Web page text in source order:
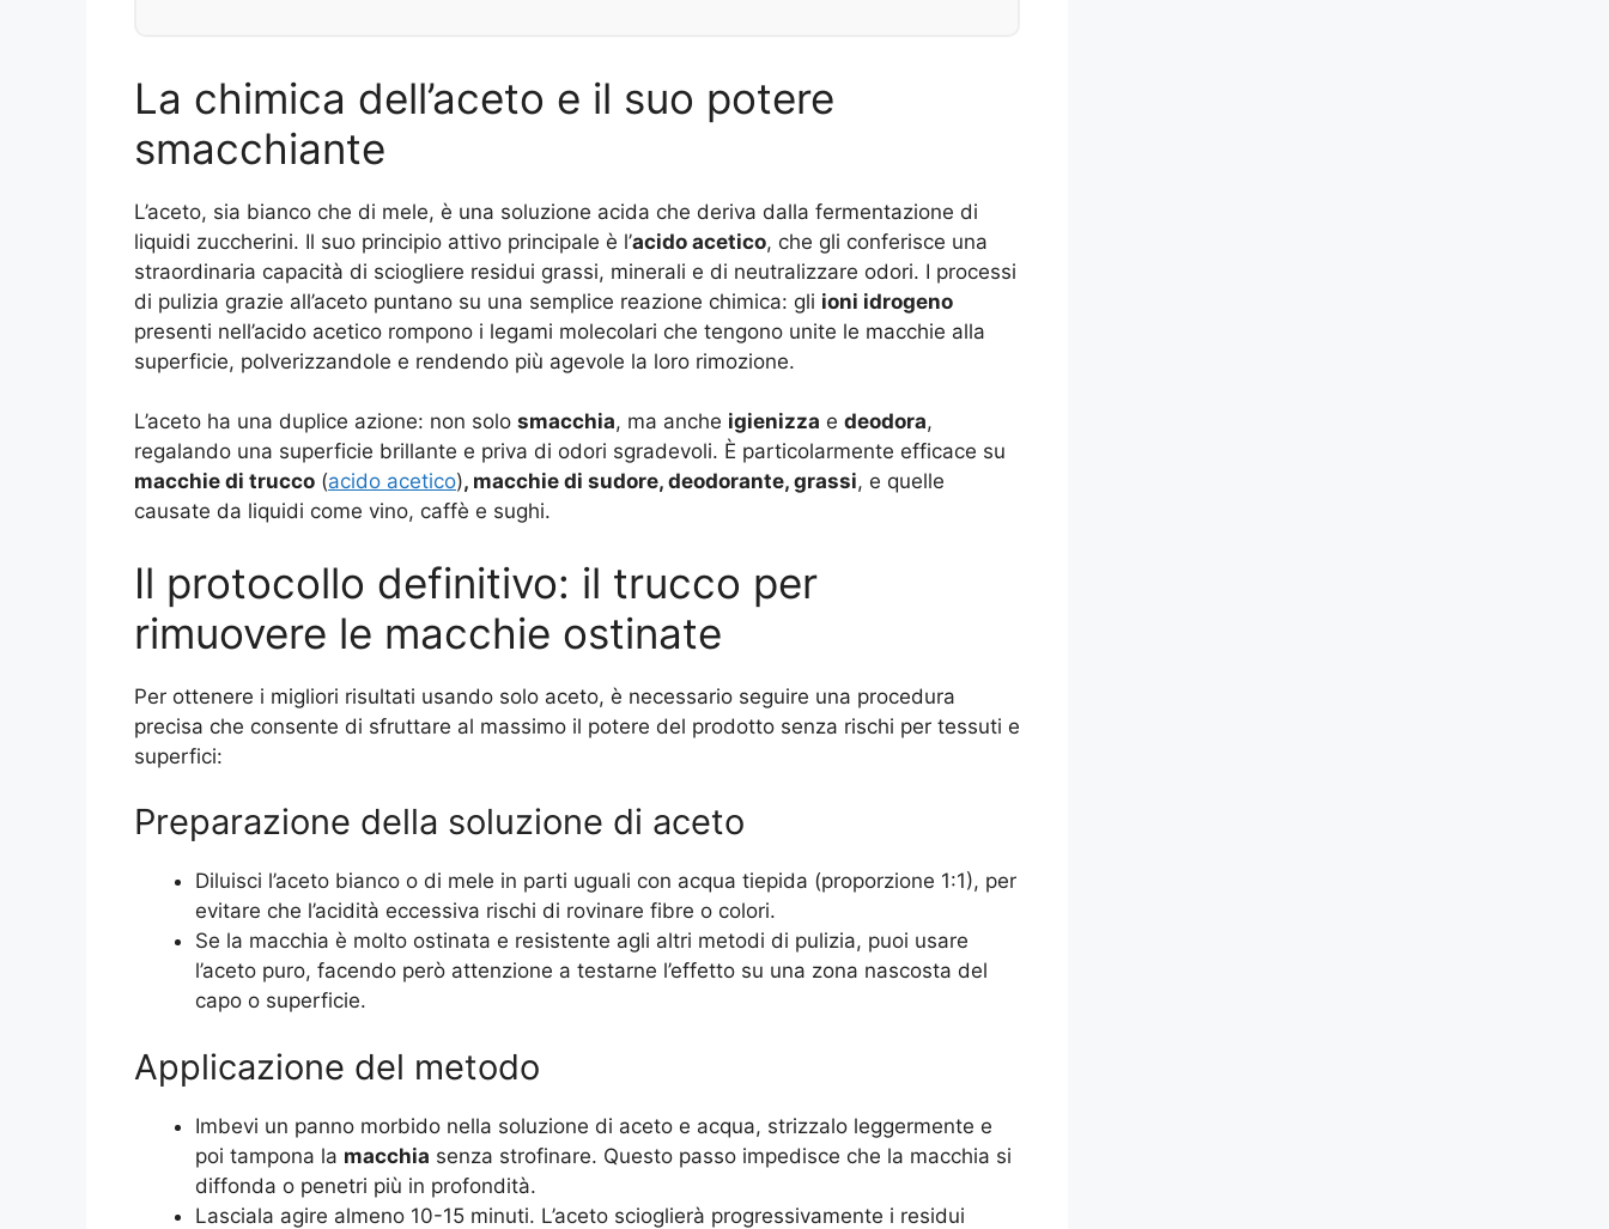
La chimica dell’aceto e il suo potere
smacchiante
L’aceto, sia bianco che di mele, è una soluzione acida che deriva dalla fermentazione di
liquidi zuccherini. Il suo principio attivo principale è l’acido acetico, che gli conferisce una
straordinaria capacità di sciogliere residui grassi, minerali e di neutralizzare odori. I processi
di pulizia grazie all’aceto puntano su una semplice reazione chimica: gli ioni idrogeno
presenti nell’acido acetico rompono i legami molecolari che tengono unite le macchie alla
superficie, polverizzandole e rendendo più agevole la loro rimozione.
L’aceto ha una duplice azione: non solo smacchia, ma anche igienizza e deodora,
regalando una superficie brillante e priva di odori sgradevoli. È particolarmente efficace su
macchie di trucco (acido acetico), macchie di sudore, deodorante, grassi, e quelle
causate da liquidi come vino, caffè e sughi.
Il protocollo definitivo: il trucco per
rimuovere le macchie ostinate
Per ottenere i migliori risultati usando solo aceto, è necessario seguire una procedura
precisa che consente di sfruttare al massimo il potere del prodotto senza rischi per tessuti e
superfici:
Preparazione della soluzione di aceto
Diluisci l’aceto bianco o di mele in parti uguali con acqua tiepida (proporzione 1:1), per
evitare che l’acidità eccessiva rischi di rovinare fibre o colori.
Se la macchia è molto ostinata e resistente agli altri metodi di pulizia, puoi usare
l’aceto puro, facendo però attenzione a testarne l’effetto su una zona nascosta del
capo o superficie.
Applicazione del metodo
Imbevi un panno morbido nella soluzione di aceto e acqua, strizzalo leggermente e
poi tampona la macchia senza strofinare. Questo passo impedisce che la macchia si
diffonda o penetri più in profondità.
Lasciala agire almeno 10-15 minuti. L’aceto scioglierà progressivamente i residui